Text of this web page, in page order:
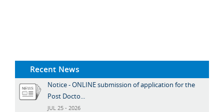
Recent News
Notice - ONLINE submission of application for the
Post Docto...
JUL 25 - 2026